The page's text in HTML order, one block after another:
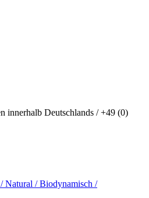
innerhalb Deutschlands / +49 (0)